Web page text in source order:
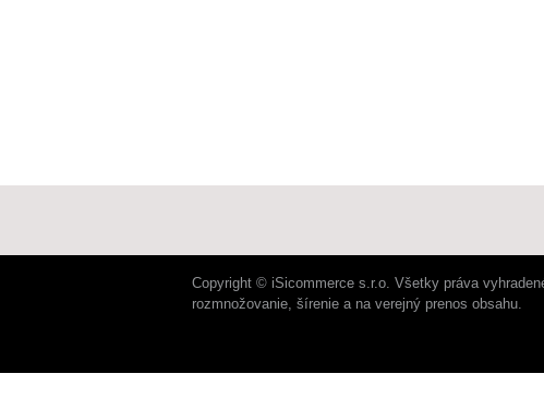
Copyright © iSicommerce s.r.o. Všetky práva
rozmnožovanie, šírenie a na verejný prenos obsahu.